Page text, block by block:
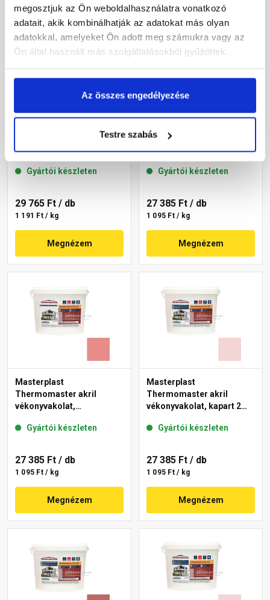
megosztjuk az Ön weboldalhasználatra vonatkozó
adatait, akik kombinálhatják az adatokat más olyan
adatokkal, amelyeket Ön adott meg számukra vagy az
Ön által használt más szolgáltatásokból gyűjtöttek.
Az összes engedélyezése
Testre szabás
vékonyvakolat, kapart 2
mm 22-C 25 kg
Gyártói készleten
29 765 Ft / db
1 191 Ft / kg
Megnézem
Thermomaster akril
vékonyvakolat, kapart 2
mm 22-D 25 kg
Gyártói készleten
27 385 Ft / db
1 095 Ft / kg
Megnézem
Masterplast
Thermomaster akril
vékonyvakolat,
22-D 25 kg
Gyártói készleten
27 385 Ft / db
1 095 Ft / kg
Megnézem
Masterplast
Thermomaster akril
vékonyvakolat, kapart 2
Gyártói készleten
27 385 Ft / db
1 095 Ft / kg
Megnézem